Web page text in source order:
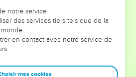
on voit moins les doutes, les erreurs
ont traversés, alors même que ce
qui les ont façonnés.
entrepreneurs, et responsables
de sagesse afin que leurs erreurs
notre service
des services tiers tels que de la
monde…
en contact avec notre service de
mes cookies